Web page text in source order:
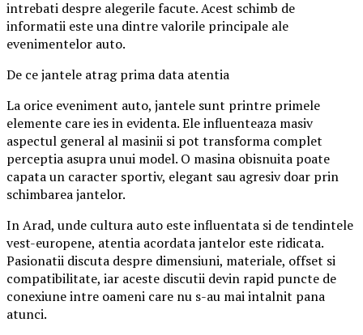
intrebati despre alegerile facute. Acest schimb de
informatii este una dintre valorile principale ale
evenimentelor auto.
De ce jantele atrag prima data atentia
La orice eveniment auto, jantele sunt printre primele
elemente care ies in evidenta. Ele influenteaza masiv
aspectul general al masinii si pot transforma complet
perceptia asupra unui model. O masina obisnuita poate
capata un caracter sportiv, elegant sau agresiv doar prin
schimbarea jantelor.
In Arad, unde cultura auto este influentata si de tendintele
vest-europene, atentia acordata jantelor este ridicata.
Pasionatii discuta despre dimensiuni, materiale, offset si
compatibilitate, iar aceste discutii devin rapid puncte de
conexiune intre oameni care nu s-au mai intalnit pana
atunci.